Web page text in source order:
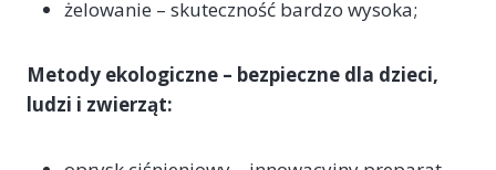
żelowanie – skuteczność bardzo wysoka;
Metody ekologiczne – bezpieczne dla dzieci,
ludzi i zwierząt: